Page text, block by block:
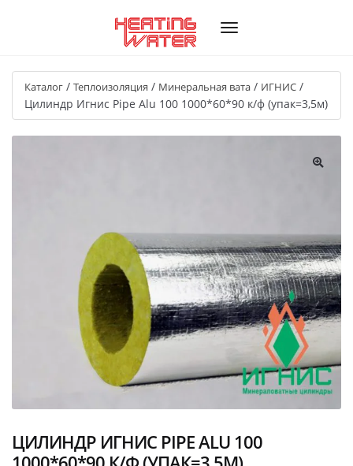
Каталог / Теплоизоляция / Минеральная вата / ИГНИС /
Цилиндр Игнис Pipe Alu 100 1000*60*90 к/ф (упак=3,5м)
ЦИЛИНДР ИГНИС PIPE ALU 100